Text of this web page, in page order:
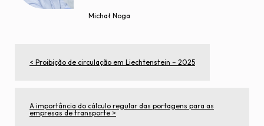
Michał Noga
< Proibição de circulação em Liechtenstein – 2025
A importância do cálculo regular das portagens para as
empresas de transporte >